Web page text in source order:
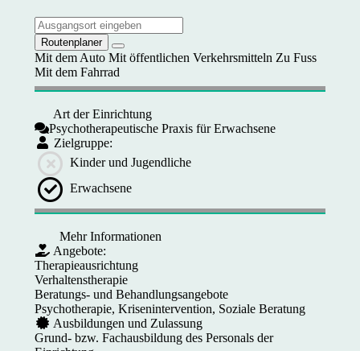
Routenplaner
Mit dem Auto Mit öffentlichen Verkehrsmitteln Zu Fuss
Mit dem Fahrrad
Art der Einrichtung
Psychotherapeutische Praxis für Erwachsene
Zielgruppe:
Kinder und Jugendliche
Erwachsene
Mehr Informationen
Angebote:
Therapieausrichtung
Verhaltenstherapie
Beratungs- und Behandlungsangebote
Psychotherapie, Krisenintervention, Soziale Beratung
Ausbildungen und Zulassung
Grund- bzw. Fachausbildung des Personals der